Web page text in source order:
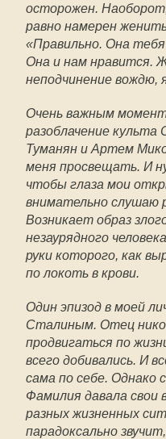
осторожен.
равно намерен
«Правильно. Она
Она и нам нравится.
неподчинение вождю,
Очень важным
разоблачение
Туманян и Артем
меня просвещать. И
чтобы глаза мои
внимательно слушаю
Возникает образ
незаурядного
руки которого, как
по локоть в крови.
Один эпизод в моей
Сталиным. Отец
продвигаться по
всего добивались. И
сама по себе. Однако
Фамилия давала свои
разных жизненных
парадоксально